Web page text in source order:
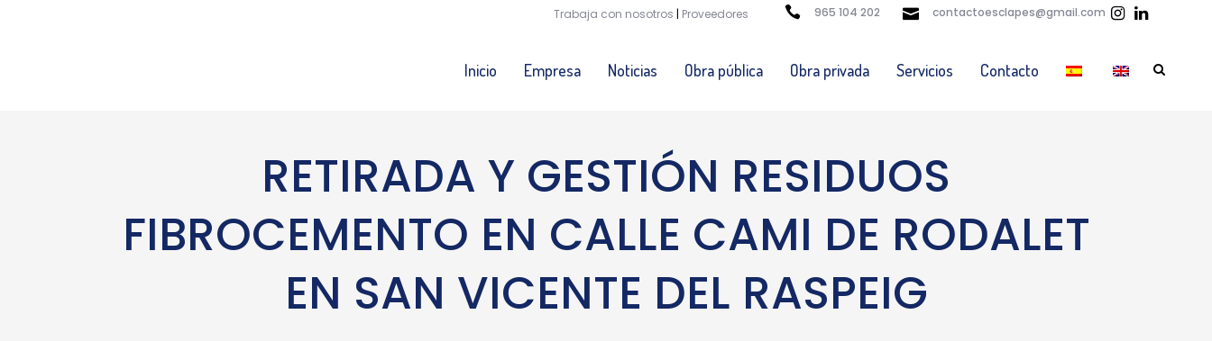
Trabaja con nosotros | Proveedores 965 104 202 contactoesclapes@gmail.com
Inicio Empresa Noticias Obra pública Obra privada Servicios Contacto
RETIRADA Y GESTIÓN RESIDUOS
FIBROCEMENTO EN CALLE CAMI DE RODALET
EN SAN VICENTE DEL RASPEIG